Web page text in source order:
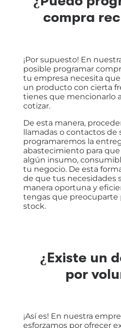
compra
¡Por supuesto! En
posible programar
tu empresa necesita
un producto con cierta
tienes que mencionarlo
cotizar.
De esta manera,
llamadas o contactos
programaremos la
abastecimiento para
algún insumo,
tu negocio. De esta
de que tus necesidades
manera oportuna y
tengas que preocuparte
stock.
¿Existe un
por
¡Así es! En nuestra
esforzamos por ofrecer